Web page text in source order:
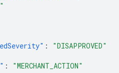
:
"DISAPPROVED"
:
"MERCHANT_ACTION"